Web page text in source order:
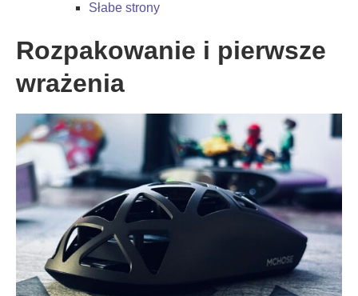
Słabe strony
Rozpakowanie i pierwsze
wrażenia